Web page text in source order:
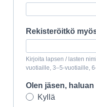
Rekisteröitkö
Kirjoita lapsen / lasten
vuotiaille, 3–5-vuotiaille,
Olen jäsen,
Kyllä